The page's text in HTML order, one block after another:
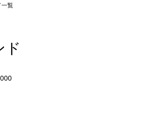
一覧
ド